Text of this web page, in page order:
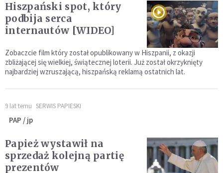
Hiszpański spot, który
podbija serca
internautów [WIDEO]
Zobaczcie film który został opublikowany w Hiszpanii, z okazji
zbliżającej się wielkiej, świątecznej loterii. Już został okrzyknięty
najbardziej wzruszającą, hiszpańską reklamą ostatnich lat.
9 lat temu SERWIS PAPIESKI
PAP / jp
Papież wystawił na
sprzedaż kolejną partię
prezentów